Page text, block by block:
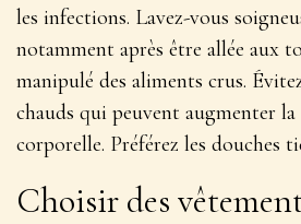
les infections. Lavez-vous
notamment après être allée aux
manipulé des aliments crus.
chauds qui peuvent augmenter
corporelle. Préférez les douches
Choisir des